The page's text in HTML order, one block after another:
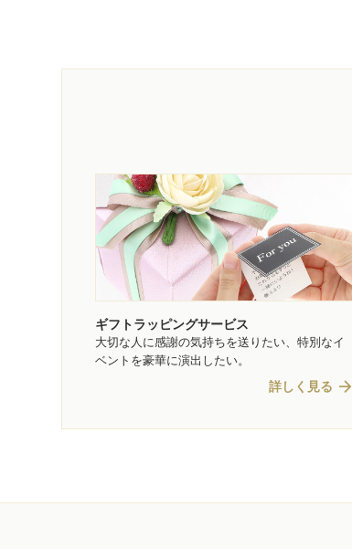
ギフトラッピングサービス
大切な人に感謝の気持ちを送りたい、特別なイ
ベントを豪華に演出したい。
詳しく見る arrow_forward